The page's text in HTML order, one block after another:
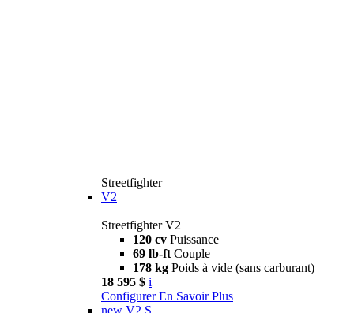
Streetfighter
V2
Streetfighter V2
120 cv Puissance
69 lb-ft Couple
178 kg Poids à vide (sans carburant)
18 595 $ i
Configurer En Savoir Plus
new V2 S